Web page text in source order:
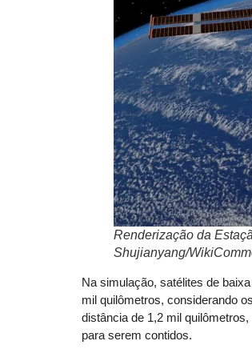
Renderização da
Shujianyang/
Na simulação, satélites de
mil quilômetros, considerando
distância de 1,2 mil
para serem contidos.